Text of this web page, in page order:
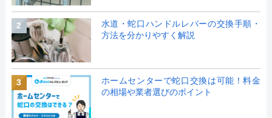
2
水道・蛇口ハンドルレバーの交換手順・
方法を分かりやすく解説
3
ホームセンターで蛇口交換は可能！料金
の相場や業者選びのポイント